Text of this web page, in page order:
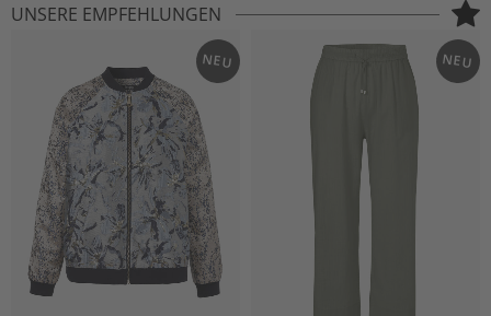
UNSERE EMPFEHLUNGEN
NEU NEU